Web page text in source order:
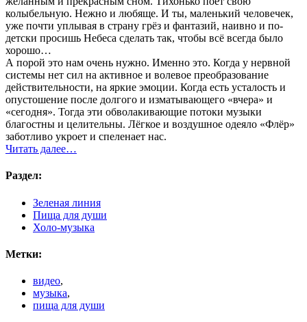
колыбельную. Нежно и любяще. И ты, маленький человечек,
уже почти уплывая в страну грёз и фантазий, наивно и по-
детски просишь Небеса сделать так, чтобы всё всегда было
хорошо…
А порой это нам очень нужно. Именно это. Когда у нервной
системы нет сил на активное и волевое преобразование
действительности, на яркие эмоции. Когда есть усталость и
опустошение после долгого и изматывающего «вчера» и
«сегодня». Тогда эти обволакивающие потоки музыки
благостны и целительны. Лёгкое и воздушное одеяло «Флёр»
заботливо укроет и спеленает нас.
Читать далее…
Раздел:
Зеленая линия
Пища для души
Холо-музыка
Метки:
видео,
музыка,
пища для души